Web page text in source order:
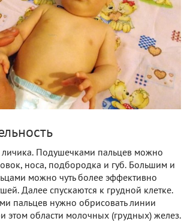
личика. Подушечками пальцев можно
носа, подбородка и губ. Большим и
можно чуть более эффективно
Далее спускаются к грудной клетке.
пальцев нужно обрисовать линии
этом области молочных (грудных) желез.